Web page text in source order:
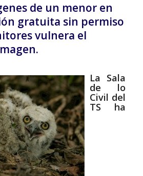
de un menor en
gratuita sin permiso
vulnera el
La Sala
de lo
Civil del
TS ha